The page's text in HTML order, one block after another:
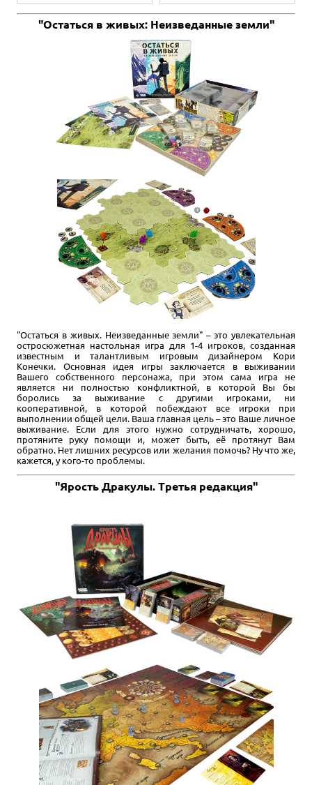
15-30 8+
137 отзывов
Товар снят с продажи
"Остаться в живых: Неизведанные земли"
"Остаться в живых. Неизведанные земли" – это увлекательная
остросюжетная настольная игра для 1-4 игроков, созданная
известным и талантливым игровым дизайнером Кори
Конечки. Основная идея игры заключается в выживании
Вашего собственного персонажа, при этом сама игра не
является ни полностью конфликтной, в которой Вы бы
боролись за выживание с другими игроками, ни
кооперативной, в которой побеждают все игроки при
выполнении общей цели. Ваша главная цель – это Ваше личное
выживание. Если для этого нужно сотрудничать, хорошо,
протяните руку помощи и, может быть, её протянут Вам
обратно. Нет лишних ресурсов или желания помочь? Ну что же,
кажется, у кого-то проблемы.
"Ярость Дракулы. Третья редакция"